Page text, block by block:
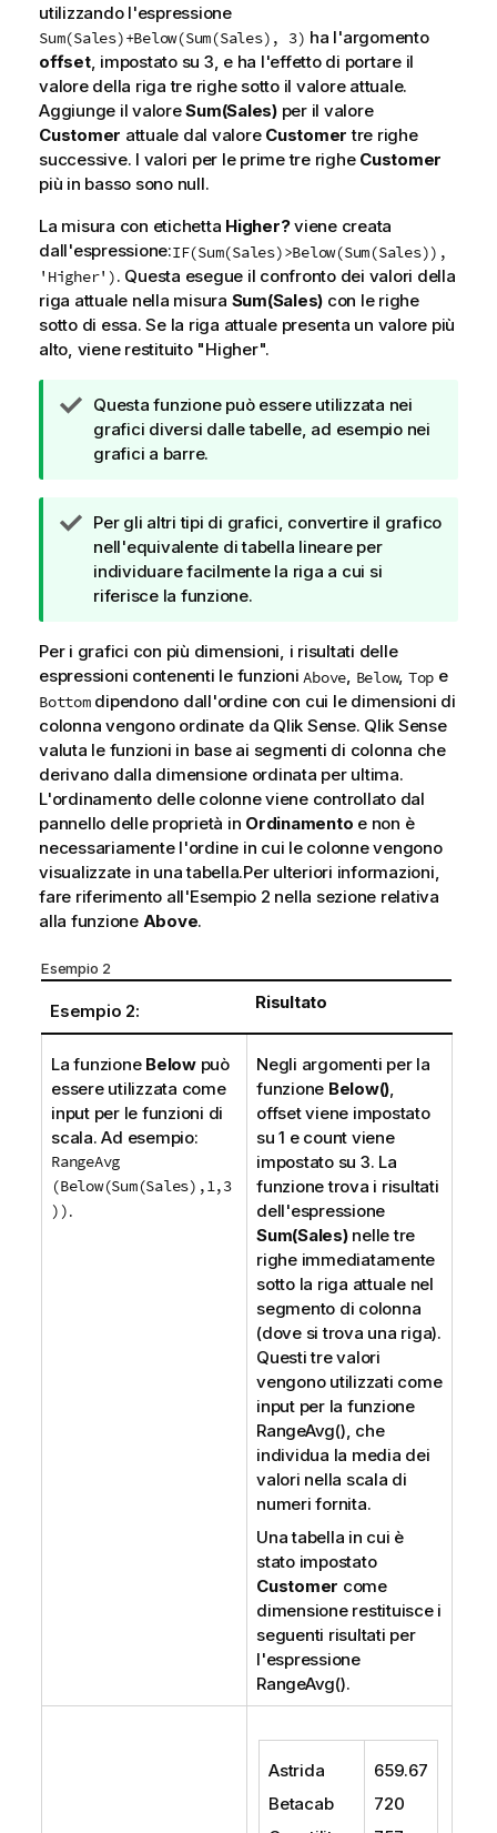
utilizzando l'espressione
Sum(Sales)+Below(Sum(Sales), 3) ha l'argomento
offset, impostato su 3, e ha l'effetto di portare il
valore della riga tre righe sotto il valore attuale.
Aggiunge il valoreSum(Sales)per il valore
Customer attuale dal valore Customer tre righe
successive. I valori per le prime tre righe Customer
più in basso sono null.
La misura con etichetta Higher?viene creata
dall'espressione:IF(Sum(Sales)>Below(Sum(Sales)),
'Higher'). Questa esegue il confronto dei valori della
riga attuale nella misura Sum(Sales) con le righe
sotto di essa. Se la riga attuale presenta un valore più
alto, viene restituito "Higher".
N
o
t
i
s
u
g
e
r
i
m
e
n
t
o
Questa funzione può essere utilizzata nei
grafici diversi dalle tabelle, ad esempio nei
grafici a barre.
N
o
t
a
i
s
u
g
g
e
r
i
m
e
n
t
Per gli altri tipi di grafici, convertire il grafico
nell'equivalente di tabella lineare per
individuare facilmente la riga a cui si
riferisce la funzione.
Per i grafici con più dimensioni, i risultati delle
espressioni contenenti le funzioni Above, Below, Top e
Bottomdipendono dall'ordine con cui le dimensioni di
colonna vengono ordinate da Qlik Sense. Qlik Sense
valuta le funzioni in base ai segmenti di colonna che
derivano dalla dimensione ordinata per ultima.
L'ordinamento delle colonne viene controllato dal
pannello delle proprietà in Ordinamento e non è
necessariamente l'ordine in cui le colonne vengono
visualizzate in una tabella.Per ulteriori informazioni,
fare riferimento all'Esempio 2 nella sezione relativa
alla funzione Above.
Esempio 2
Esempio 2: Risultato
La funzione Belowpuò
essere utilizzata come
input per le funzioni di
scala. Ad esempio:
RangeAvg
(Below(Sum(Sales),1,3
)).
Negli argomenti per la
funzione Below(),
offsetviene impostato
su 1 e count viene
impostato su 3. La
funzione trova i risultati
dell'espressione
Sum(Sales)nelle tre
righe immediatamente
sotto la riga attuale nel
segmento di colonna
(dove si trova una riga).
Questi tre valori
vengono utilizzati come
input per la funzione
RangeAvg(), che
individua la media dei
valori nella scala di
numeri fornita.
Una tabella in cui è
stato impostato
Customer come
dimensione restituisce i
seguenti risultati per
l'espressione
RangeAvg().
Astrida
Betacab
659.67
720